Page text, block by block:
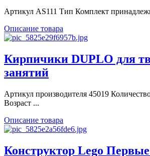
Артикул AS111 Тип Комплект
Описание товара
Кирпичики DUPLO для
занятий
Артикул производителя 45019
Возраст ...
Описание товара
Конструктор Lego